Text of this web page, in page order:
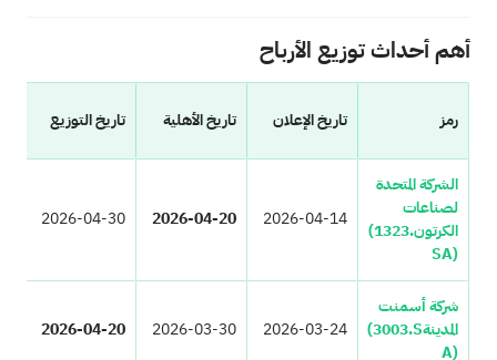
أهم أحداث توزيع الأرباح
رمز تاريخ الإعلان تاريخ الأهلية تاريخ التوزيع
الشركة المتحدة
لصناعات
الكرتون(1323.
SA)
2026-04-14
2026-04-20
2026-04-30
شركة أسمنت
المدينة(3003.S
A)
2026-03-24
2026-03-30
2026-04-20